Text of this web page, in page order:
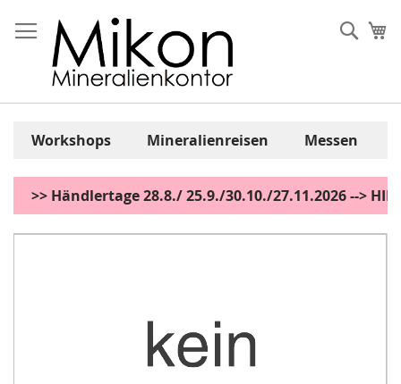
Inhalt
springen
Workshops Mineralienreisen Messen
>> Händlertage 28.8./ 25.9./30.10./27.11.2026 -->
Zum